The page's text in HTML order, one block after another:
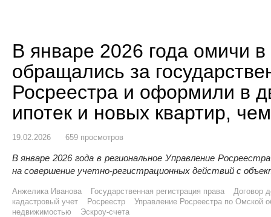
В январе 2026 года омичи
обращались за
Росреестра и оформили в
ипотек и новых квартир,
19.02.2026 659 просмотров
В январе 2026 года в региональное Управление
на совершение учетно-регистрационных действий с
Анжелика Иванова Государственная регистрация права
Договор
кадастровый учет
Росреестр
Управление Росреестра по Омской
недвижимостью
Эскроу-счета